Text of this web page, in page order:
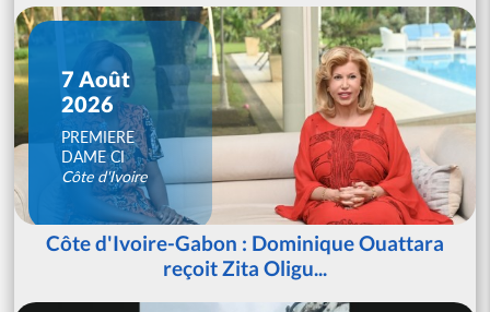
7 Août
2026
PREMIERE
DAME CI
Côte d'Ivoire
Côte d'Ivoire-Gabon : Dominique Ouattara
reçoit Zita Oligu...